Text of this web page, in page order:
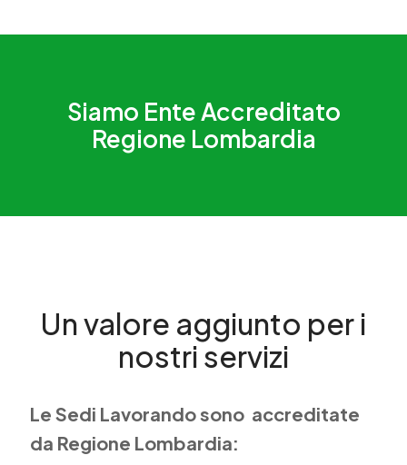
Siamo Ente Accreditato
Regione Lombardia
Un valore aggiunto per i
nostri servizi
Le Sedi Lavorando sono accreditate
da Regione Lombardia: